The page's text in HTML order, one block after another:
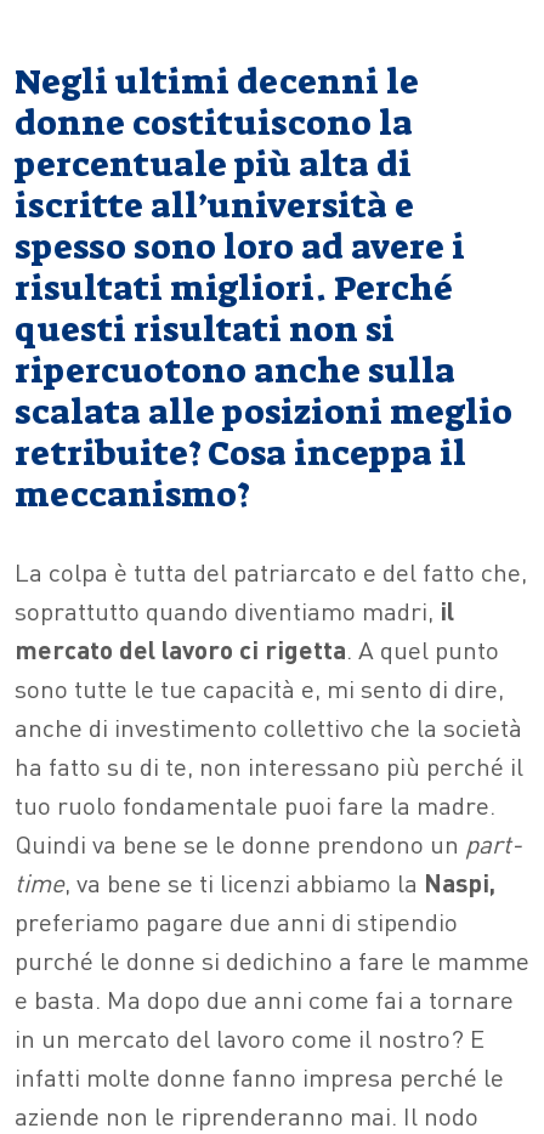
Negli ultimi decenni le
donne costituiscono la
percentuale più alta di
iscritte all’università e
spesso sono loro ad avere i
risultati migliori. Perché
questi risultati non si
ripercuotono anche sulla
scalata alle posizioni meglio
retribuite? Cosa inceppa il
meccanismo?
La colpa è tutta del patriarcato e del fatto che,
soprattutto quando diventiamo madri, il
mercato del lavoro ci rigetta. A quel punto
sono tutte le tue capacità e, mi sento di dire,
anche di investimento collettivo che la società
ha fatto su di te, non interessano più perché il
tuo ruolo fondamentale puoi fare la madre.
Quindi va bene se le donne prendono un part-
time, va bene se ti licenzi abbiamo la Naspi,
preferiamo pagare due anni di stipendio
purché le donne si dedichino a fare le mamme
e basta. Ma dopo due anni come fai a tornare
in un mercato del lavoro come il nostro? E
infatti molte donne fanno impresa perché le
aziende non le riprenderanno mai. Il nodo